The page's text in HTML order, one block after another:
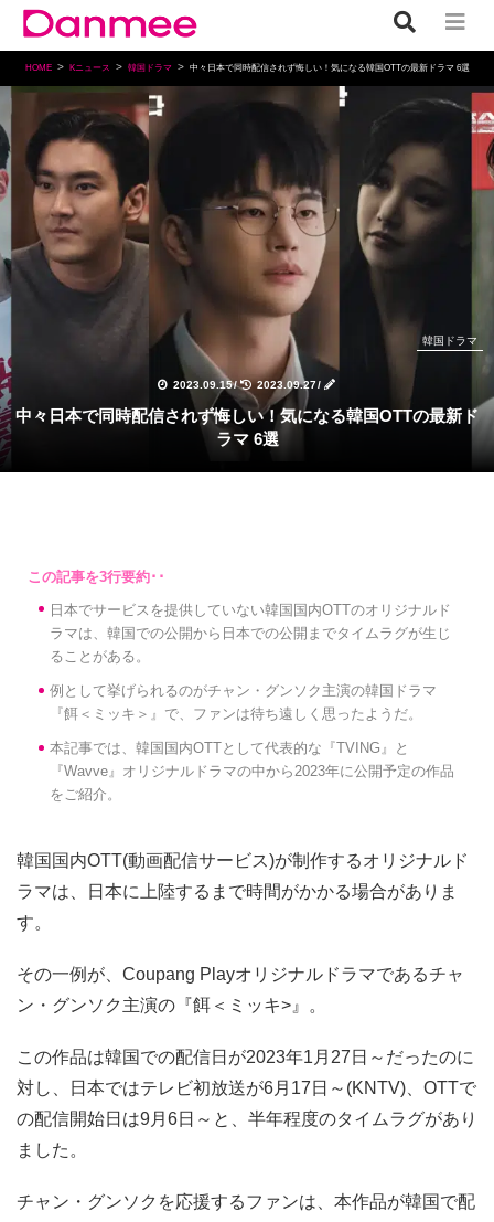
HOME Kニュース 韓国ドラマ 中々日本で同時配信されず悔しい！気になる韓国OTTの最新ドラマ 6選
2023.09.15/ 2023.09.27/
韓国ドラマ
中々日本で同時配信されず悔しい！気になる韓国OTTの最新ド
ラマ 6選
日本でサービスを提供していない韓国国内OTTのオリジナルド
ラマは、韓国での公開から日本での公開までタイムラグが生じ
ることがある。
例として挙げられるのがチャン・グンソク主演の韓国ドラマ
『餌＜ミッキ＞』で、ファンは待ち遠しく思ったようだ。
本記事では、韓国国内OTTとして代表的な『TVING』と
『Wavve』オリジナルドラマの中から2023年に公開予定の作品
をご紹介。
韓国国内OTT(動画配信サービス)が制作するオリジナルド
ラマは、日本に上陸するまで時間がかかる場合がありま
す。
その一例が、Coupang Playオリジナルドラマであるチャ
ン・グンソク主演の『餌＜ミッキ>』。
この作品は韓国での配信日が2023年1月27日～だったのに
対し、日本ではテレビ初放送が6月17日～(KNTV)、OTTで
の配信開始日は9月6日～と、半年程度のタイムラグがあり
ました。
チャン・グンソクを応援するファンは、本作品が韓国で配